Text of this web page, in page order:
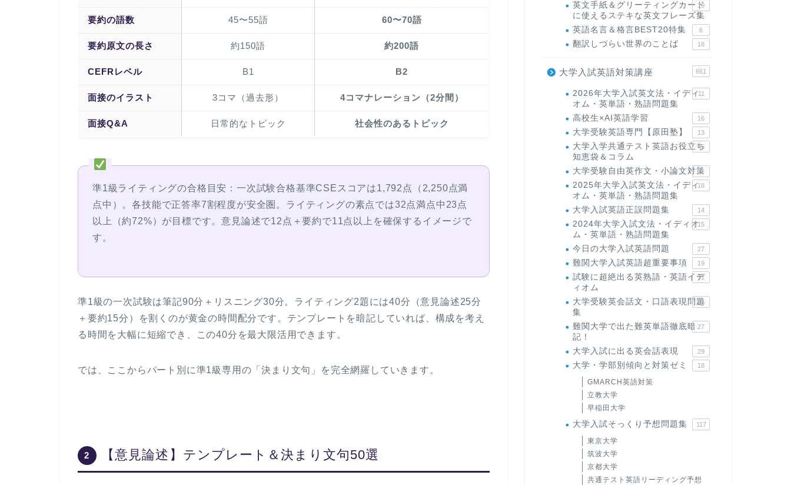
要約の語数 45〜55語 60〜70語
要約原文の長さ 約150語 約200語
CEFRレベル B1 B2
面接のイラスト 3コマ（過去形） 4コマナレーション（2分間）
面接Q&A 日常的なトピック 社会性のあるトピック
準1級ライティングの合格目安： 一次試験合格基準CSEスコアは1,792点（2,250点満
点中）。各技能で正答率7割程度が安全圏。ライティングの素点では32点満点中 23点
以上（約72%） が目標です。意見論述で12点＋要約で11点以上を確保するイメージで
す。
準1級の一次試験は筆記90分＋リスニング30分。ライティング2題には40分（意見論述25分
＋要約15分）
を割くのが黄金の時間配分です。テンプレートを暗記していれば、構成を考え
る時間を大幅に短縮でき、この40分を最大限活用できます。
では、ここからパート別に準1級専用の「決まり文句」を完全網羅していきます。
2 【意見論述】テンプレート＆決まり文句50選
英文手紙＆グリーティングカード
に使えるステキな英文フレーズ集
19
英語名言＆格言BEST20特集 6
翻訳しづらい世界のことば 18
大学入試英語対策講座 661
2026年大学入試英文法・イディ
オム・英単語・熟語問題集
11
高校生×AI英語学習 16
大学受験英語専門【原田塾】 13
大学入学共通テスト英語お役立ち
知恵袋＆コラム
45
大学受験自由英作文・小論文対策
8
2025年大学入試英文法・イディ
オム・英単語・熟語問題集
18
大学入試英語正誤問題集 14
2024年大学入試文法・イディオ
ム・英単語・熟語問題集
15
今日の大学入試英語問題 27
難関大学入試英語超重要事項 19
試験に超絶出る英熟語・英語イデ
ィオム
71
大学受験英会話文・口語表現問題
集
35
難関大学で出た難英単語徹底暗
記！
27
大学入試に出る英会話表現 29
大学・学部別傾向と対策ゼミ 18
GMARCH英語対策
立教大学
早稲田大学
大学入試そっくり予想問題集 117
東京大学
筑波大学
京都大学
共通テスト英語リーディング予想